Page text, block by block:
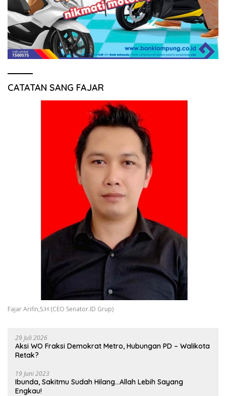
CATATAN SANG FAJAR
Fajar Arifin,S.H (CEO Senator.ID Grup)
29 Juli 2026
Aksi WO Fraksi Demokrat Metro, Hubungan PD – Walikota
Retak?
19 Juni 2023
Ibunda, Sakitmu Sudah Hilang…Allah Lebih Sayang
Engkau!